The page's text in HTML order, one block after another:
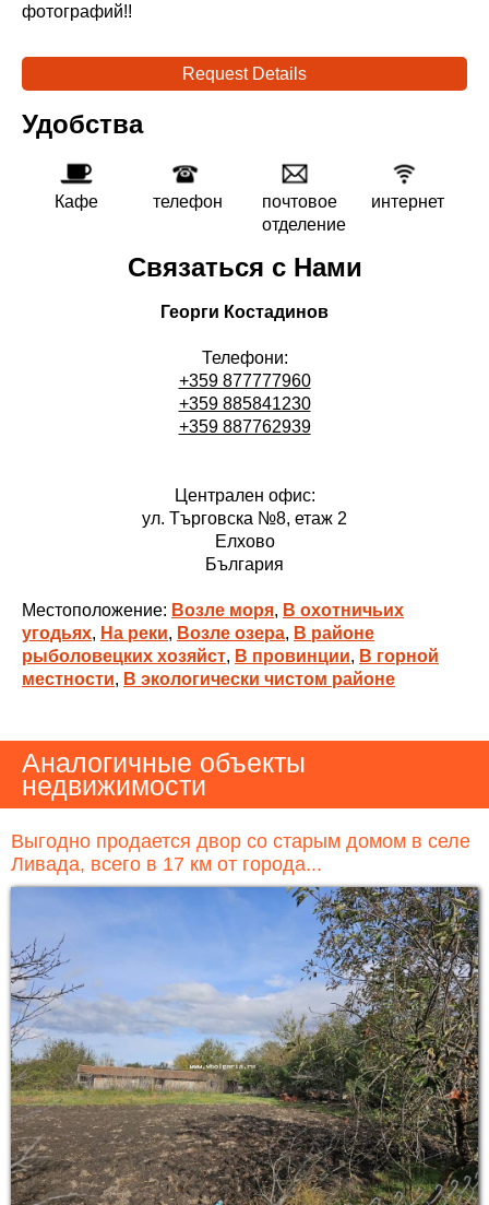
фотографий!!
Request Details
Удобства
Кафе телефон
почтовое
отделение
интернет
Связаться с Нами
Георги Костадинов
Телефони:
+359 877777960
+359 885841230
+359 887762939
Централен офис:
ул. Търговска №8, етаж 2
Елхово
България
Местоположение: Возле моря, В охотничьих
угодьях, На реки, Возле озера, В районе
рыболовецких хозяйст, В провинции, В горной
местности, В экологически чистом районе
Аналогичные объекты
недвижимости
Выгодно продается двор со старым домом в селе
Ливада, всего в 17 км от города...